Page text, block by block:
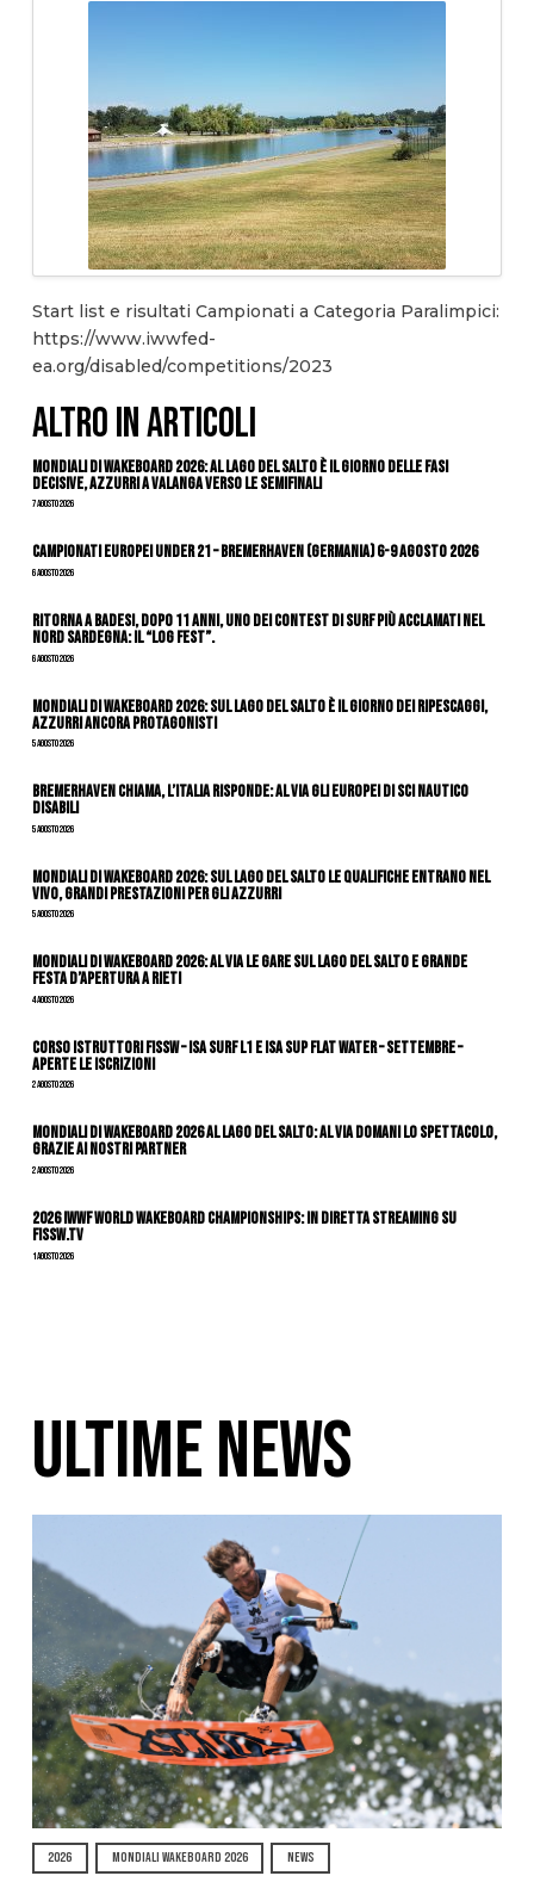
Start list e risultati Campionati a Categoria Paralimpici:
https://www.iwwfed-
ea.org/disabled/competitions/2023
ALTRO IN ARTICOLI
Mondiali di Wakeboard 2026: al Lago del Salto è il giorno delle fasi
decisive, azzurri a valanga verso le semifinali
7 Agosto 2026
Campionati Europei Under 21 – Bremerhaven (Germania) 6-9 agosto 2026
6 Agosto 2026
Ritorna a Badesi, dopo 11 anni, uno dei contest di surf più acclamati nel
nord Sardegna: il “Log Fest”.
6 Agosto 2026
Mondiali di Wakeboard 2026: sul Lago del Salto è il giorno dei ripescaggi,
azzurri ancora protagonisti
5 Agosto 2026
Bremerhaven chiama, l’Italia risponde: al via gli Europei di Sci Nautico
Disabili
5 Agosto 2026
Mondiali di Wakeboard 2026: sul Lago del Salto le qualifiche entrano nel
vivo, grandi prestazioni per gli azzurri
5 Agosto 2026
Mondiali di Wakeboard 2026: al via le gare sul Lago del Salto e grande
festa d’apertura a Rieti
4 Agosto 2026
CORSO ISTRUTTORI FISSW – ISA SURF L1 e ISA SUP Flat Water – SETTEMBRE –
APERTE LE ISCRIZIONI
2 Agosto 2026
Mondiali di Wakeboard 2026 al Lago del Salto: al via domani lo spettacolo,
grazie ai nostri Partner
2 Agosto 2026
2026 IWWF WORLD WAKEBOARD CHAMPIONSHIPS: IN DIRETTA STREAMING SU
FISSW.TV
1 Agosto 2026
ULTIME NEWS
2026 MONDIALI WAKEBOARD 2026 NEWS